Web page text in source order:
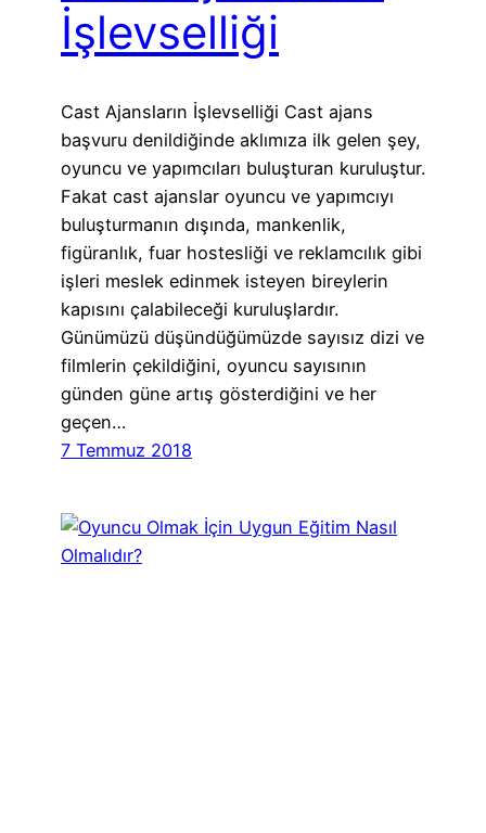
İşlevselliği
Cast Ajansların İşlevselliği Cast ajans
başvuru denildiğinde aklımıza ilk gelen şey,
oyuncu ve yapımcıları buluşturan kuruluştur.
Fakat cast ajanslar oyuncu ve yapımcıyı
buluşturmanın dışında, mankenlik,
figüranlık, fuar hostesliği ve reklamcılık gibi
işleri meslek edinmek isteyen bireylerin
kapısını çalabileceği kuruluşlardır.
Günümüzü düşündüğümüzde sayısız dizi ve
filmlerin çekildiğini, oyuncu sayısının
günden güne artış gösterdiğini ve her
geçen…
7 Temmuz 2018